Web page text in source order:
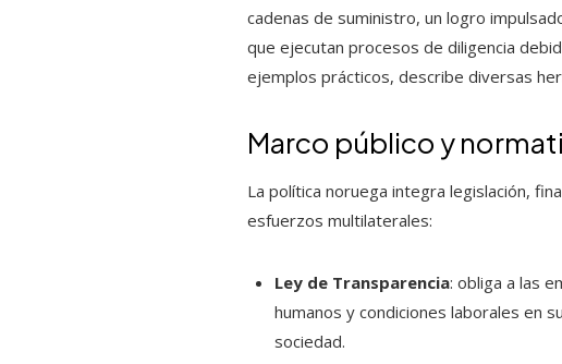
cadenas de suministro, un logro
que ejecutan procesos de diligencia
ejemplos prácticos, describe diversas
Marco público y
La política noruega integra legislación,
esfuerzos multilaterales:
Ley de Transparencia: obliga a las
humanos y condiciones laborales en
sociedad.